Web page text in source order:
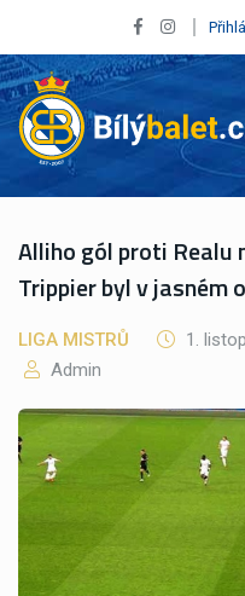
Alliho gól proti
Trippier byl v jasném
LIGA MISTRŮ 1.
Admin